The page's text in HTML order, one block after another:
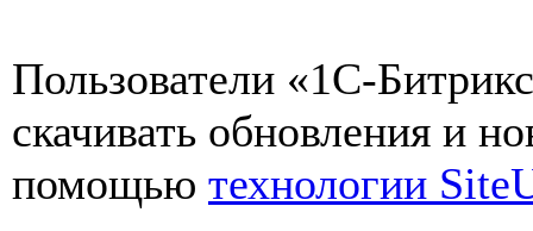
Пользователи «1С-
скачивать обновления и
помощью технологии